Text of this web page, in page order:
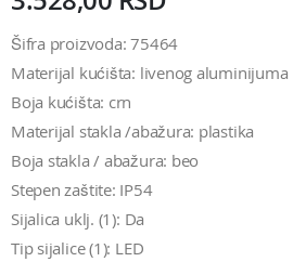
Šifra proizvoda: 75464
Materijal kućišta: livenog aluminijuma
Boja kućišta: crn
Materijal stakla /abažura: plastika
Boja stakla / abažura: beo
Stepen zaštite: IP54
Sijalica uklj. (1): Da
Tip sijalice (1): LED